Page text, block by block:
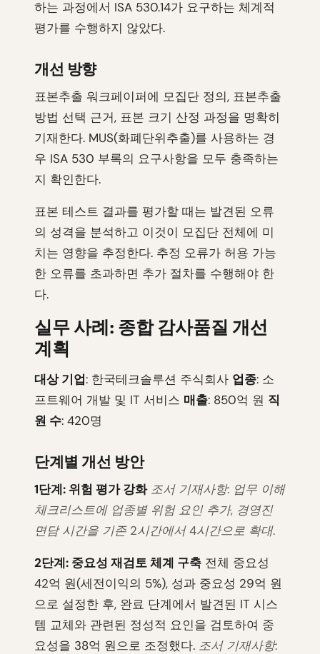
하는 과정에서 ISA 530.14가 요구하는 체계적
평가를 수행하지 않았다.
개선 방향
표본추출 워크페이퍼에 모집단 정의, 표본추출
방법 선택 근거, 표본 크기 산정 과정을 명확히
기재한다. MUS(화폐단위추출)를 사용하는 경
우 ISA 530 부록의 요구사항을 모두 충족하는
지 확인한다.
표본 테스트 결과를 평가할 때는 발견된 오류
의 성격을 분석하고 이것이 모집단 전체에 미
치는 영향을 추정한다. 추정 오류가 허용 가능
한 오류를 초과하면 추가 절차를 수행해야 한
다.
실무 사례: 종합 감사품질 개선
계획
대상 기업: 한국테크솔루션 주식회사 업종: 소
프트웨어 개발 및 IT 서비스 매출: 850억 원 직
원 수: 420명
단계별 개선 방안
1단계: 위험 평가 강화 조서 기재사항: 업무 이해
체크리스트에 업종별 위험 요인 추가, 경영진
면담 시간을 기존 2시간에서 4시간으로 확대.
2단계: 중요성 재검토 체계 구축 전체 중요성
42억 원(세전이익의 5%), 성과 중요성 29억 원
으로 설정한 후, 완료 단계에서 발견된 IT 시스
템 교체와 관련된 정성적 요인을 검토하여 중
요성을 38억 원으로 조정했다. 조서 기재사항: